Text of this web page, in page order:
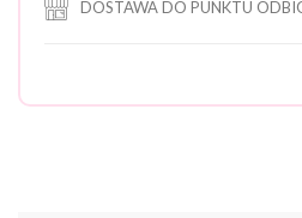
DOSTAWA DO PUNKTU